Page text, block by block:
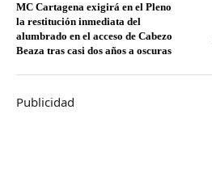
MC Cartagena exigirá en el Pleno
la restitución inmediata del
alumbrado en el acceso de Cabezo
Beaza tras casi dos años a oscuras
Publicidad